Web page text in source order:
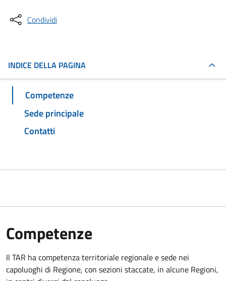
Condividi
INDICE DELLA PAGINA
Competenze
Sede principale
Contatti
Competenze
Il TAR ha competenza territoriale regionale e sede nei
capoluoghi di Regione, con sezioni staccate, in alcune Regioni,